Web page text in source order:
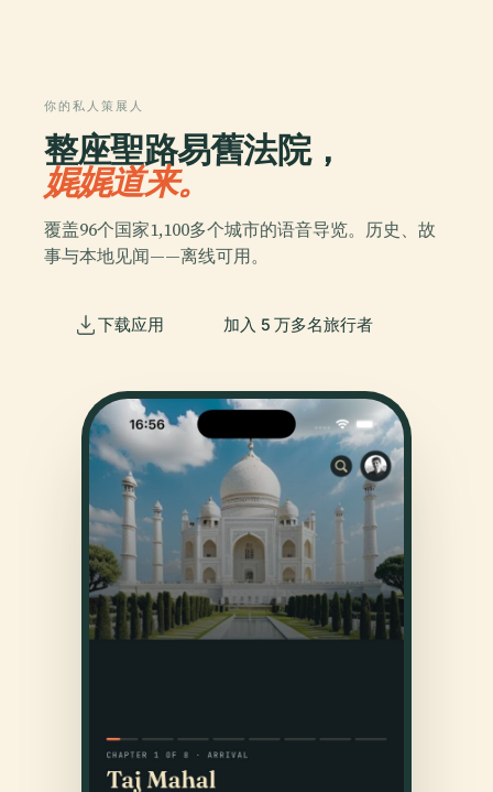
你的私人策展人
整座聖路易舊法院，
娓娓道来。
覆盖96个国家1,100多个城市的语音导览。历史、故
事与本地见闻——离线可用。
下载应用 加入 5 万多名旅行者